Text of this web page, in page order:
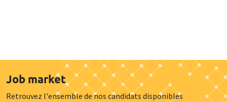
Job market
Retrouvez l'ensemble de nos candidats disponibles